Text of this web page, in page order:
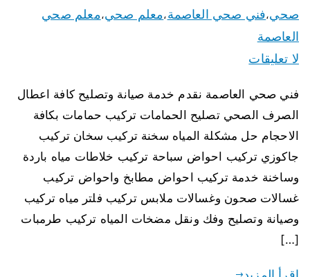
صحي،فني صحي العاصمة،معلم صحي،معلم صحي
العاصمة
لا تعليقات
فني صحي العاصمة نقدم خدمة صيانة وتصليح كافة اعطال
الصرف الصحي تصليح الحمامات تركيب حمامات بكافة
الاحجام حل مشكلة المياه سخنة تركيب سخان تركيب
جاكوزي تركيب احواض سباحة تركيب خلاطات مياه باردة
وساخنة خدمة تركيب احواض مطابخ واحواض تركيب
غسالات صحون وغسالات ملابس تركيب فلتر مياه تركيب
وصيانة وتصليح وفك ونقل مضخات المياه تركيب طرمبات
[…]